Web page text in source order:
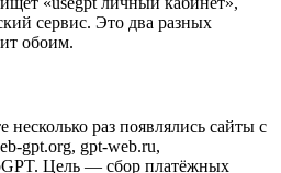
сервис. Это два разных
обоим.
несколько раз появлялись сайты с
gpt.org, gpt-web.ru,
Цель — сбор платёжных